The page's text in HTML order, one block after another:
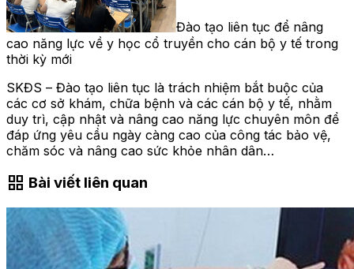
Đào tạo liên tục để nâng
cao năng lực về y học cổ truyền cho cán bộ y tế trong
thời kỳ mới
SKĐS – Đào tạo liên tục là trách nhiệm bắt buộc của
các cơ sở khám, chữa bệnh và các cán bộ y tế, nhằm
duy trì, cập nhật và nâng cao năng lực chuyên môn để
đáp ứng yêu cầu ngày càng cao của công tác bảo vệ,
chăm sóc và nâng cao sức khỏe nhân dân…
grid_view Bài viết liên quan